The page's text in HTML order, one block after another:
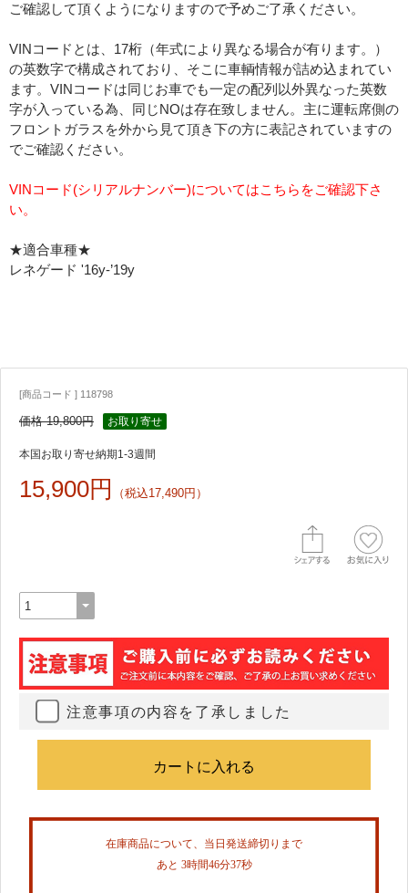
ご確認して頂くようになりますので予めご了承ください。
VINコードとは、17桁（年式により異なる場合が有ります。）
の英数字で構成されており、そこに車輌情報が詰め込まれてい
ます。VINコードは同じお車でも一定の配列以外異なった英数
字が入っている為、同じNOは存在致しません。主に運転席側の
フロントガラスを外から見て頂き下の方に表記されていますの
でご確認ください。
VINコード(シリアルナンバー)についてはこちらをご確認下さ
い。
★適合車種★
レネゲード '16y-’19y
[商品コード ] 118798
価格 19,800円 お取り寄せ
本国お取り寄せ納期1-3週間
15,900円 （税込17,490円）
注意事項の内容を了承しました
在庫商品について、当日発送締切りまで
あと 3時間46分36秒